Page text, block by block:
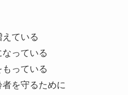
ている
っている
っている
を守るために